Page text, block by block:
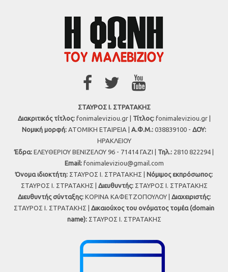
ΣΤΑΥΡΟΣ Ι. ΣΤΡΑΤΑΚΗΣ
Διακριτικός τίτλος:fonimaleviziou.gr | Τίτλος:fonimaleviziou.gr |
Νομική μορφή: ΑΤΟΜΙΚΗ ΕΤΑΙΡΕΙΑ | Α.Φ.Μ.: 038839100 - ΔΟΥ:
ΗΡΑΚΛΕΙΟΥ
Έδρα: ΕΛΕΥΘΕΡΙΟΥ ΒΕΝΙΖΕΛΟΥ 96 - 71414 ΓΑΖΙ | Τηλ.: 2810 822294 |
Εmail: fonimaleviziou@gmail.com
Όνομα ιδιοκτήτη: ΣΤΑΥΡΟΣ Ι. ΣΤΡΑΤΑΚΗΣ | Νόμιμος εκπρόσωπος:
ΣΤΑΥΡΟΣ Ι. ΣΤΡΑΤΑΚΗΣ | Διευθυντής:ΣΤΑΥΡΟΣ Ι. ΣΤΡΑΤΑΚΗΣ
Διευθυντής σύνταξης:ΚΟΡΙΝΑ ΚΑΦΕΤΖΟΠΟΥΛΟΥ | Διαχειριστής:
ΣΤΑΥΡΟΣ Ι. ΣΤΡΑΤΑΚΗΣ | Δικαιούχος του ονόματος τομέα (domain
name):ΣΤΑΥΡΟΣ Ι. ΣΤΡΑΤΑΚΗΣ